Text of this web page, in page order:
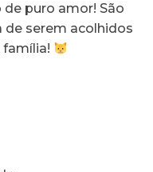
puro amor! São
de serem acolhidos
família!